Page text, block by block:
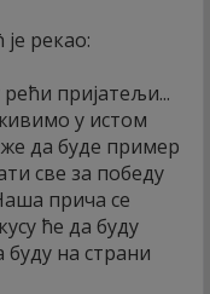
рекао:
пријатељи...
у истом
да буде пример
све за победу
прича се
ће да буду
буду на страни